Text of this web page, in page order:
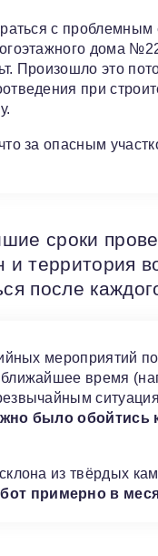
с проблемным
дома
Произошло это
при
за опасным
сроки
и территория
после
мероприятий
время
было
из твёрдых
примерно в